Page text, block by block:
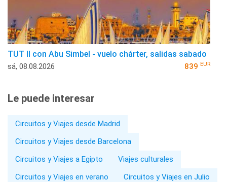
TUT II con Abu Simbel - vuelo chárter, salidas sabado
sá, 08.08.2026 839 EUR
Le puede interesar
Circuitos y Viajes desde Madrid
Circuitos y Viajes desde Barcelona
Circuitos y Viajes a Egipto
Viajes culturales
Circuitos y Viajes en verano
Circuitos y Viajes en Julio